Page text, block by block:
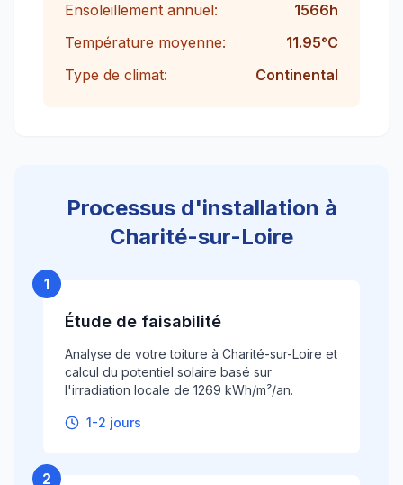
Ensoleillement annuel: 1566h
Température moyenne:
11.95°C
Type de climat:
Continental
Processus d'installation à
Charité-sur-Loire
1
Étude de faisabilité
Analyse de votre toiture à Charité-sur-Loire et
calcul du potentiel solaire basé sur
l'irradiation locale de 1269 kWh/m²/an.
1-2 jours
2